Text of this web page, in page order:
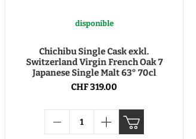
disponible
Chichibu Single Cask exkl.
Switzerland Virgin French Oak 7
Japanese Single Malt 63° 70cl
CHF 319.00